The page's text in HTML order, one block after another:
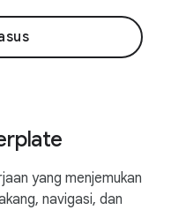
yang menjemukan
navigasi, dan